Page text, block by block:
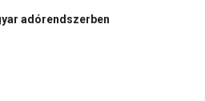
adórendszerben